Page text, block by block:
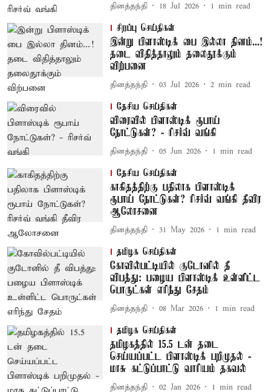
தினத்தந்தி 18 Jul 2026 1 min read
சிறப்பு செய்திகள்
இன்று பிளாஸ்டிக் பை இல்லா தினம்...!
தடை விதித்தாலும் தலைதூக்கும்
விற்பனை
தினத்தந்தி 03 Jul 2026 2 min read
தேசிய செய்திகள்
விரைவில் பிளாஸ்டிக் ரூபாய்
நோட்டுகள்? - ரிசர்வ் வங்கி
தினத்தந்தி 05 Jun 2026 1 min read
தேசிய செய்திகள்
காகிதத்திற்கு பதிலாக பிளாஸ்டிக்
ரூபாய் நோட்டுகள்? ரிசர்வ் வங்கி தீவிர
ஆலோசனை
தினத்தந்தி 31 May 2026 1 min read
தமிழக செய்திகள்
கோவில்பட்டியில் குடோனில் தீ
விபத்து: பழைய பிளாஸ்டிக் உள்ளிட்ட
பொருட்கள் எரிந்து சேதம்
தினத்தந்தி 08 Mar 2026 1 min read
தமிழக செய்திகள்
தமிழகத்தில் 15.5 டன் தடை
செய்யப்பட்ட பிளாஸ்டிக் பறிமுதல் -
மாசு கட்டுப்பாட்டு வாரியம் தகவல்
தினத்தந்தி 02 Jan 2026 1 min read